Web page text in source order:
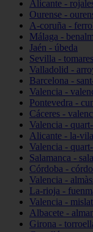
Alicante -
Ourense -
A-coruña -
Málaga -
Jaén - úbeda
Sevilla - tomares
Valladolid -
Barcelona -
Valencia -
Pontevedra -
Cáceres -
Valencia -
Alicante - la-
Valencia -
Salamanca -
Córdoba -
Valencia -
La-rioja -
Valencia -
Albacete -
Girona -